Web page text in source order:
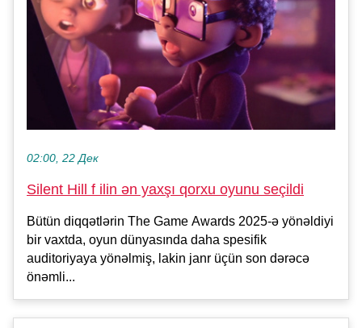
02:00, 22 Дек
Silent Hill f ilin ən yaxşı qorxu oyunu seçildi
Bütün diqqətlərin The Game Awards 2025-ə yönəldiyi
bir vaxtda, oyun dünyasında daha spesifik
auditoriyaya yönəlmiş, lakin janr üçün son dərəcə
önəmli...